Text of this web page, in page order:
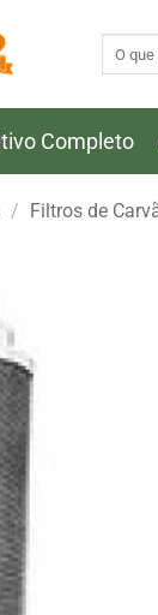
Completo
/ Filtros de